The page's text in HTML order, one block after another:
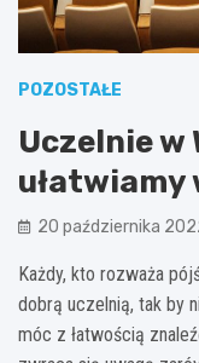
POZOSTAŁE
Uczelnie w
ułatwiamy
20 października
Każdy, kto rozważa
dobrą uczelnią, tak by
móc z łatwością